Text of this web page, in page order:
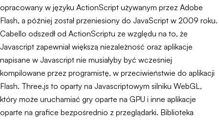
opracowany w języku ActionScript używanym przez Adobe
Flash, a później został przeniesiony do JavaScript w 2009 roku.
Cabello odszedł od ActionScriptu ze względu na to, że
Javascript zapewniał większą niezależność oraz aplikacje
napisane w Javascript nie musiałyby być wcześniej
kompilowane przez programistę, w przeciwieństwie do aplikacji
Flash. Three.js to oparty na Javascriptowym silniku WebGL,
który może uruchamiać gry oparte na GPU i inne aplikacje
oparte na grafice bezpośrednio z przeglądarki. Biblioteka